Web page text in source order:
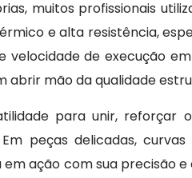
muitos profissionais
e alta resistência,
de execução
abrir mão da qualidade
para unir, reforçar
peças delicadas,
ação com sua precisão